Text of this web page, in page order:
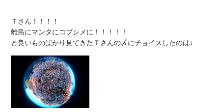
Ｔさん！！！！
離島にマンタにコブシメに！！！！！